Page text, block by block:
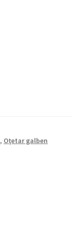
, Oţetar galben